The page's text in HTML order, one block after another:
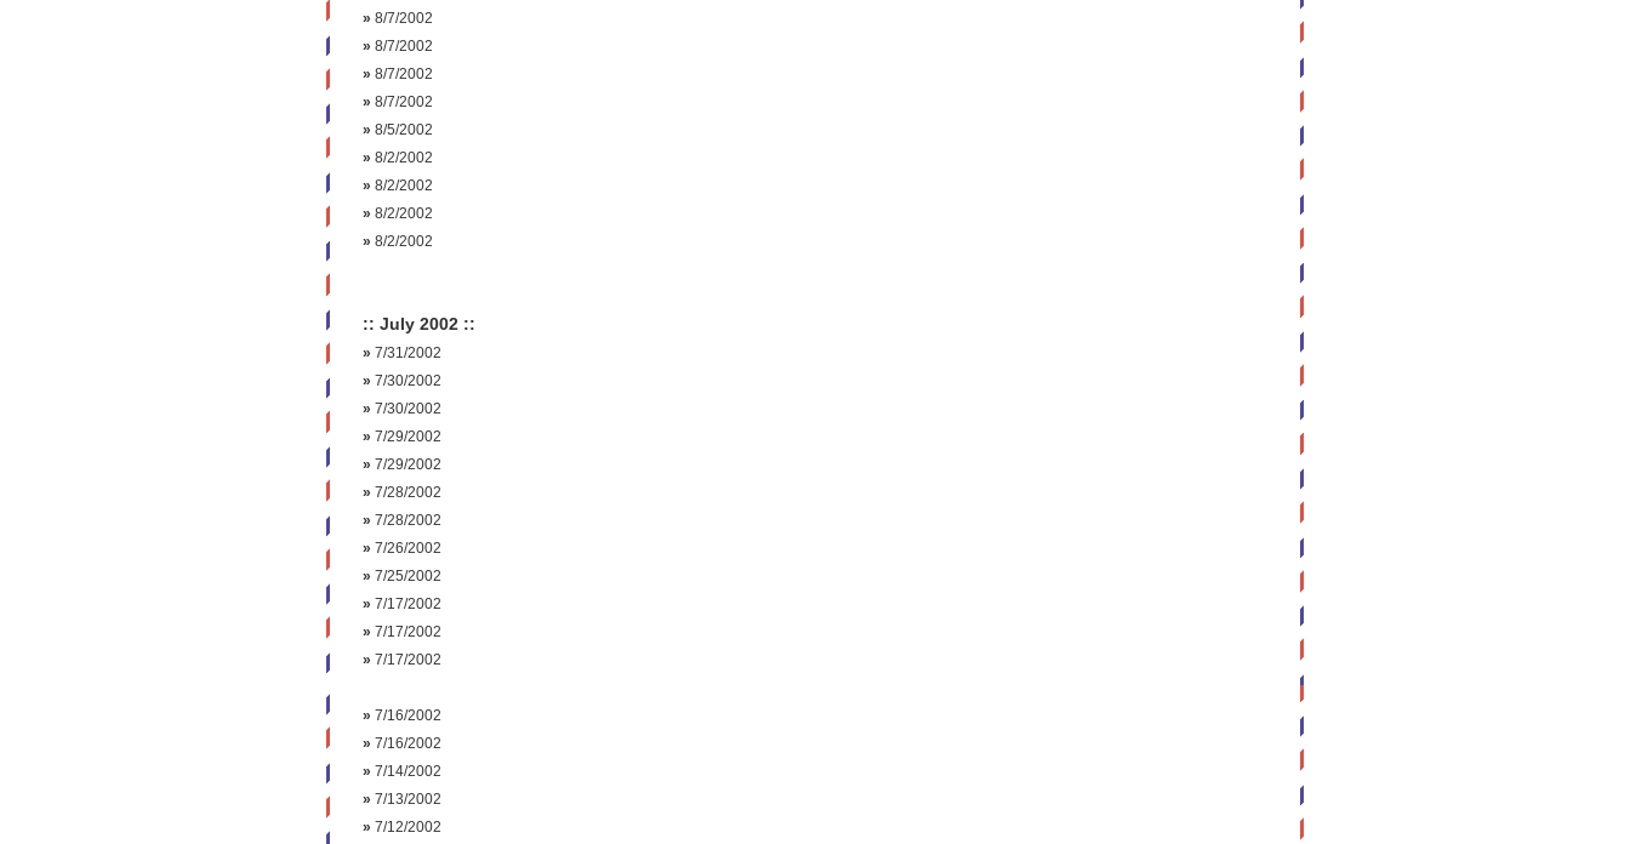
» 8/7/2002
» 8/7/2002
» 8/7/2002
» 8/7/2002
» 8/5/2002
» 8/2/2002
» 8/2/2002
» 8/2/2002
» 8/2/2002
:: July 2002 ::
» 7/31/2002
» 7/30/2002
» 7/30/2002
» 7/29/2002
» 7/29/2002
» 7/28/2002
» 7/28/2002
» 7/26/2002
» 7/25/2002
» 7/17/2002
» 7/17/2002
» 7/17/2002
» 7/16/2002
» 7/16/2002
» 7/14/2002
» 7/13/2002
» 7/12/2002